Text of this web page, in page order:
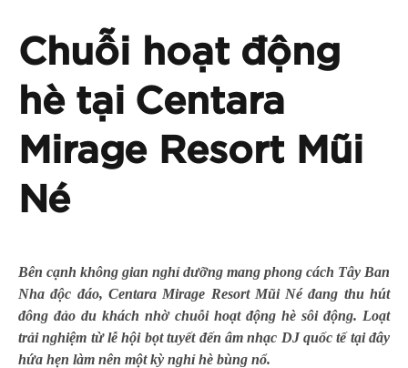
Chuỗi hoạt động
hè tại Centara
Mirage Resort Mũi
Né
Bên cạnh không gian nghỉ dưỡng mang phong cách Tây Ban
Nha độc đáo, Centara Mirage Resort Mũi Né đang thu hút
đông đảo du khách nhờ chuỗi hoạt động hè sôi động. Loạt
trải nghiệm từ lễ hội bọt tuyết đến âm nhạc DJ quốc tế tại đây
hứa hẹn làm nên một kỳ nghỉ hè bùng nổ.